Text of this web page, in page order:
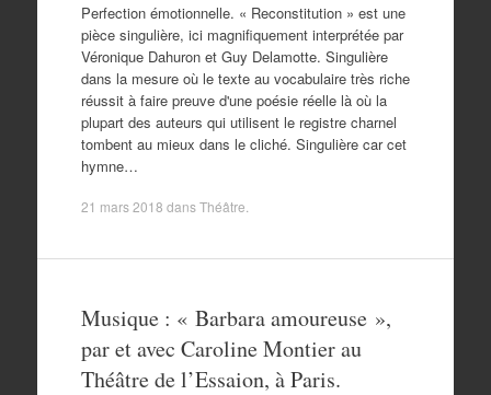
Perfection émotionnelle. « Reconstitution » est une
pièce singulière, ici magnifiquement interprétée par
Véronique Dahuron et Guy Delamotte. Singulière
dans la mesure où le texte au vocabulaire très riche
réussit à faire preuve d'une poésie réelle là où la
plupart des auteurs qui utilisent le registre charnel
tombent au mieux dans le cliché. Singulière car cet
hymne…
21 mars 2018 dansThéâtre
Musique : « Barbara amoureuse »,
par et avec Caroline Montier au
Théâtre de l’Essaion, à Paris.